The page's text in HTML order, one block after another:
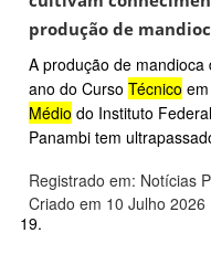
produção de
A produção de mandioca
ano do Curso Técnico
Médio do Instituto
Panambi tem
Registrado em: Notícias
Criado em 10 Julho 2026
19.